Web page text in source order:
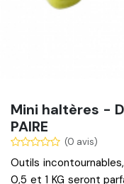
Mini haltères -
PAIRE
(0 avis)
Outils
0,5 et 1 KG seront